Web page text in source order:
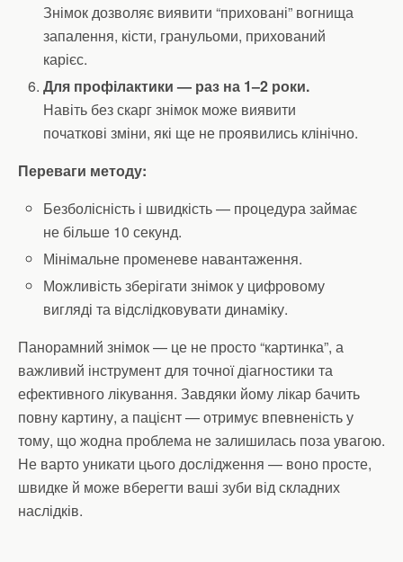
Знімок дозволяє виявити “приховані” вогнища
запалення, кісти, гранульоми, прихований
карієс.
Для профілактики — раз на 1–2 роки.
Навіть без скарг знімок може виявити
початкові зміни, які ще не проявились клінічно.
Переваги методу:
Безболісність і швидкість — процедура займає
не більше 10 секунд.
Мінімальне променеве навантаження.
Можливість зберігати знімок у цифровому
вигляді та відслідковувати динаміку.
Панорамний знімок — це не просто “картинка”, а
важливий інструмент для точної діагностики та
ефективного лікування. Завдяки йому лікар бачить
повну картину, а пацієнт — отримує впевненість у
тому, що жодна проблема не залишилась поза увагою.
Не варто уникати цього дослідження — воно просте,
швидке й може вберегти ваші зуби від складних
наслідків.